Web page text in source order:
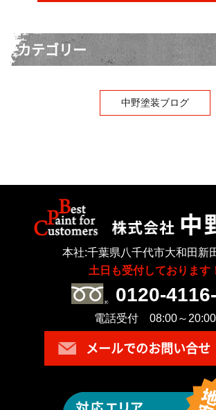
カテゴリー
中野塗装ブログ
本社:千葉県八千代市大和田新
土日も受付しております
0120-
電話受付 08:00～20:00
メールでのお問い合せ